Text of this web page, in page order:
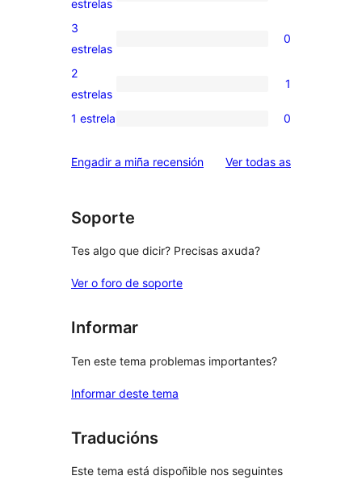
valoracións
de
estrelas
0
valoracións
de
3
estrelas
0
1
valoración
2
2
estrelas
1
0
de
estrelas
1 estrela 0
Engadir a miña recensión Ver todas asvaloracións
Soporte
Tes algo que dicir? Precisas axuda?
Ver o foro de soporte
Informar
Ten este tema problemas importantes?
Informar deste tema
Traducións
Este tema está dispoñible nos seguintes